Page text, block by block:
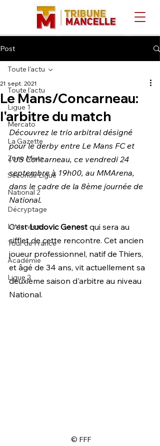
Post
Toute l'actu
Ligue 1
Mercato
La Gazette
Zone Mixte
Seconde Ligue
National 2
Décryptage
L'interview
Tour de France
Académie
Ligue 2
Toute l'actu
Le Mans/Concarneau:
l'arbitre du match
21 sept. 2021
Découvrez le trio arbitral désigné
pour le derby entre Le Mans FC et
l'US Concarneau, ce vendredi 24
septembre à 19h00, au MMArena,
dans le cadre de la 8ème journée de
National.
C'est Ludovic Genest qui sera au
sifflet de cette rencontre. Cet ancien
joueur professionnel, natif de Thiers,
et âgé de 34 ans, vit actuellement sa
deuxième saison d'arbitre au niveau
National.
© FFF